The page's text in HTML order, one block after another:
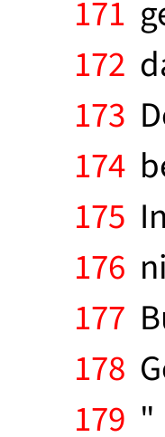
171
172
173
174
175
176
177
178
179 "